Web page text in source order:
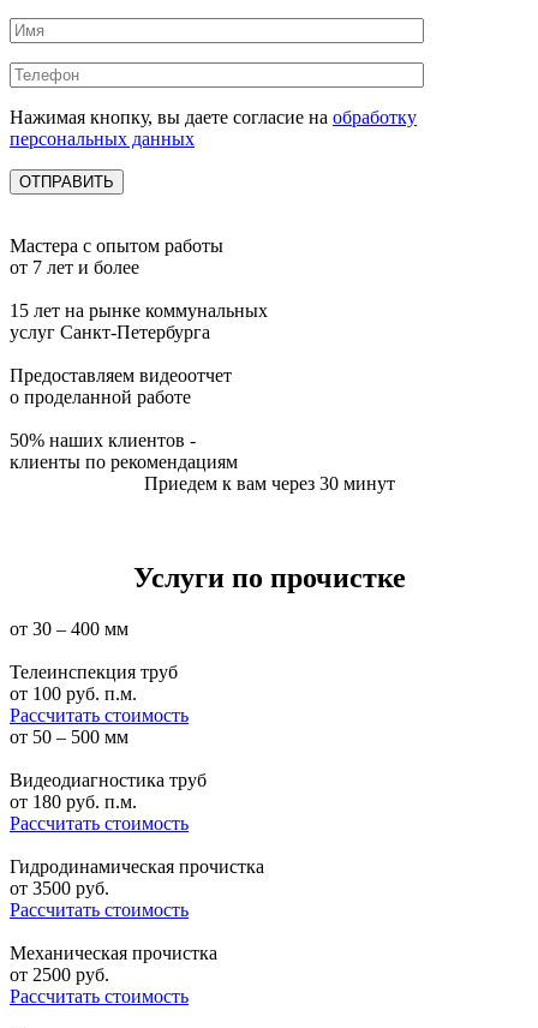
Нажимая кнопку, вы даете согласие на обработку
персональных данных
Мастера с опытом работы
от 7 лет и более
15 лет на рынке коммунальных
услуг Санкт-Петербурга
Предоставляем видеоотчет
о проделанной работе
50% наших клиентов -
клиенты по рекомендациям
Приедем к вам через 30 минут
Услуги по прочистке
от 30 – 400 мм
Телеинспекция труб
от 100 руб. п.м.
Рассчитать стоимость
от 50 – 500 мм
Видеодиагностика труб
от 180 руб. п.м.
Рассчитать стоимость
Гидродинамическая прочистка
от 3500 руб.
Рассчитать стоимость
Механическая прочистка
от 2500 руб.
Рассчитать стоимость